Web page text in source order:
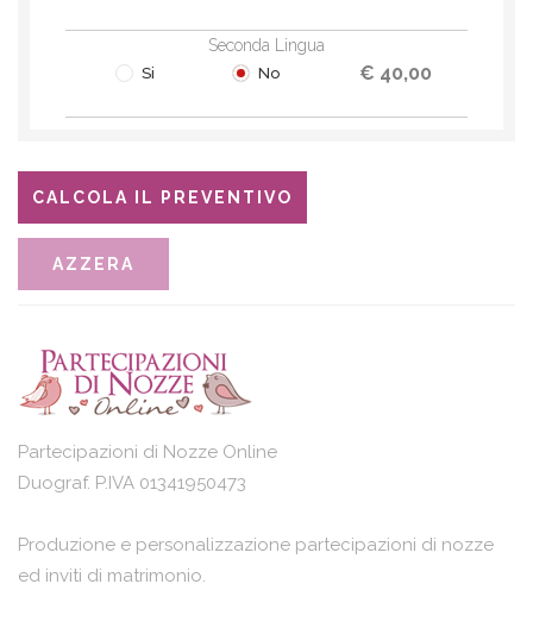
Seconda Lingua
Si No € 40,00
Partecipazioni di Nozze Online
Duograf. P.IVA 01341950473
Produzione e personalizzazione partecipazioni di nozze
ed inviti di matrimonio.